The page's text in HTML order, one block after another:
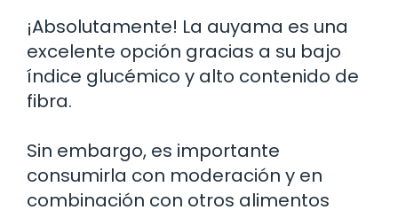
¡Absolutamente! La auyama es una
excelente opción gracias a su bajo
índice glucémico y alto contenido de
fibra.
Sin embargo, es importante
consumirla con moderación y en
combinación con otros alimentos